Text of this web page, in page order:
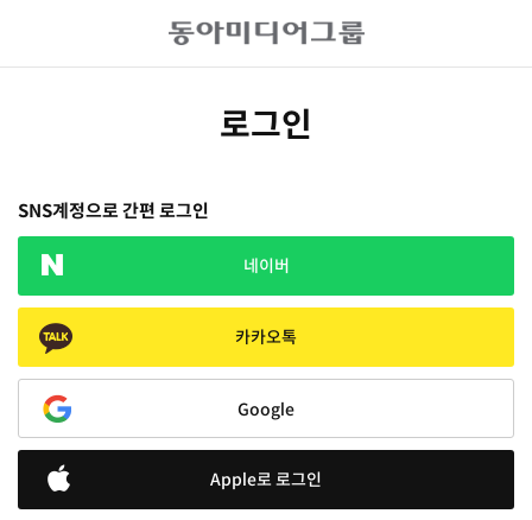
로그인
SNS계정으로 간편 로그인
네이버
카카오톡
Google
Apple로 로그인